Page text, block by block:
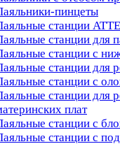
пинцеты
станции
станции для
станции с
станции для
станции с
станции для
плат
станции с
станции с